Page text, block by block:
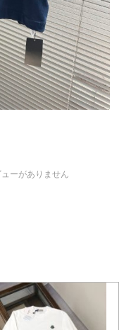
ーがありません